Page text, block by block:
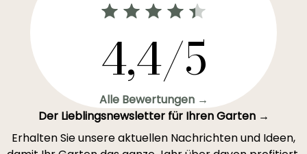
4,4/5
Alle Bewertungen →
Der Lieblingsnewsletter für Ihren Garten →
Erhalten Sie unsere aktuellen Nachrichten und Ideen,